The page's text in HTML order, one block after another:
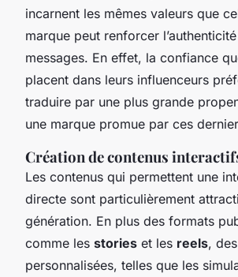
incarnent les mêmes valeurs que
marque peut renforcer
messages. En effet, la confiance
placent dans leurs influenceurs
traduire par une plus grande
une marque promue par ces
Création de contenus
Les contenus qui permettent une
directe sont particulièrement
génération. En plus des formats
comme les stories et les reels,
personnalisées, telles que les